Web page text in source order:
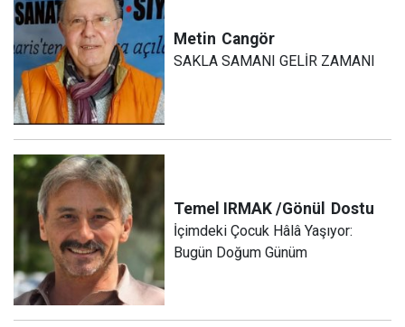
Metin Cangör
SAKLA SAMANI GELİR ZAMANI
Temel IRMAK /Gönül Dostu
İçimdeki Çocuk Hâlâ Yaşıyor:
Bugün Doğum Günüm